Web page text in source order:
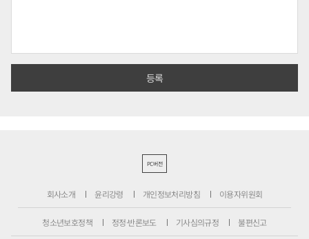
PC버전
회사소개 윤리강령 개인정보처리방침 이용자위원회
청소년보호정책 정정·반론보도 기사심의규정 불편신고